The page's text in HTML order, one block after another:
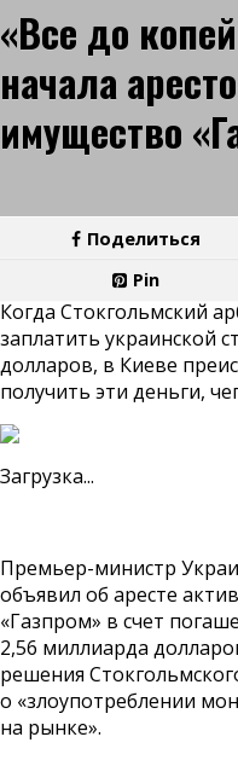
«Все до
начала
имущество
Поделиться
Pin
Когда Стокгольмский
заплатить украинской
долларов, в Киеве
получить эти деньги,
Загрузка...
Премьер-министр
объявил об аресте
«Газпром» в счет
2,56 миллиарда
решения
о «злоупотреблении
на рынке».